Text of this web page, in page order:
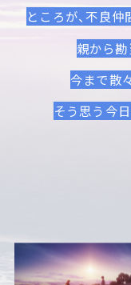
ところが、不良
親から
今まで散
そう思う今